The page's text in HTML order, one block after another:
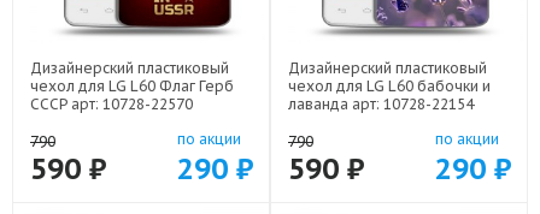
Дизайнерский пластиковый
чехол для LG L60 Флаг Герб
СССР арт: 10728-22570
790
590 ₽
по акции
290 ₽
Дизайнерский пластиковый
чехол для LG L60 бабочки и
лаванда арт: 10728-22154
790
590 ₽
по акции
290 ₽